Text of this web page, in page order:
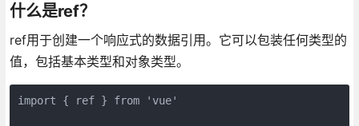
什么是ref？
ref用于创建一个响应式的数据引用。它可以包装任何类型的
值，包括基本类型和对象类型。
import { ref } from 'vue'